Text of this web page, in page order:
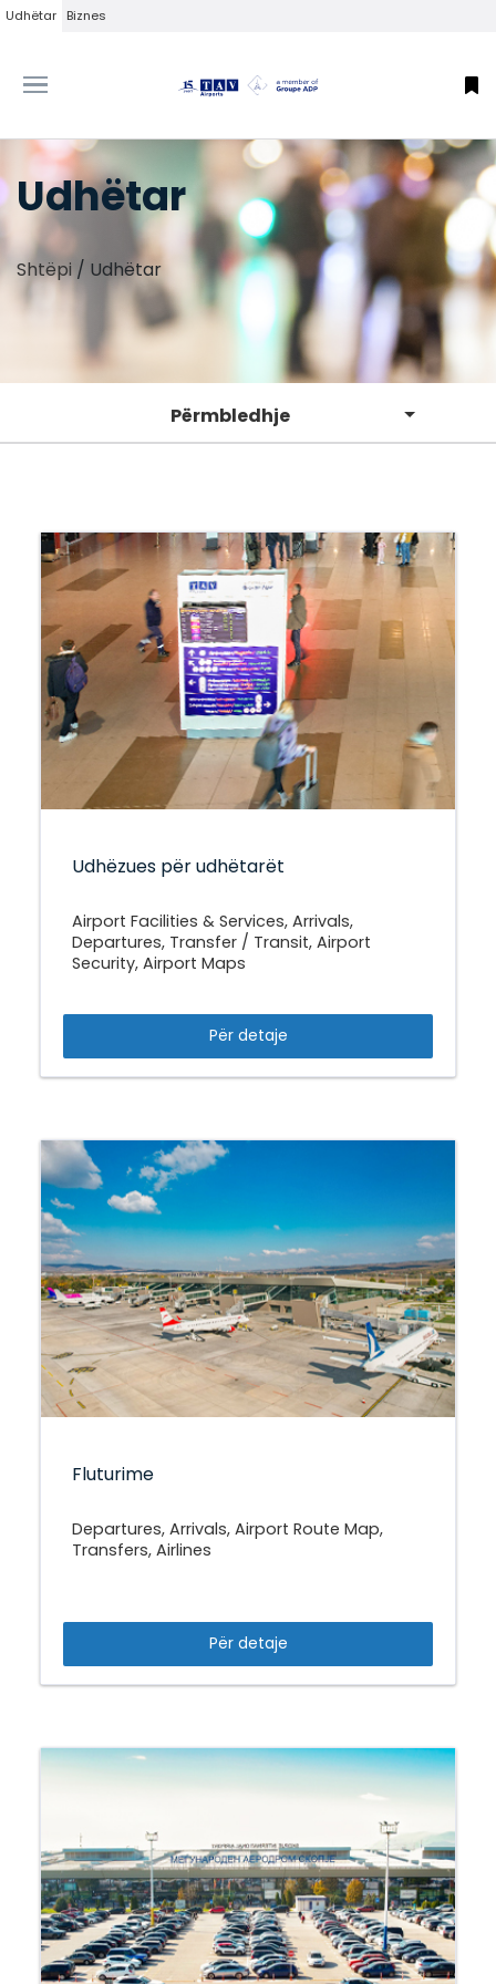
Udhëtar Biznes
Udhëtar
Shtëpi / Udhëtar
Përmbledhje
Udhëzues për udhëtarët
Airport Facilities & Services, Arrivals,
Departures, Transfer / Transit, Airport
Security, Airport Maps
Për detaje
Fluturime
Departures, Arrivals, Airport Route Map,
Transfers, Airlines
Për detaje